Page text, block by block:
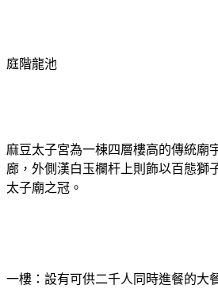
庭階龍池
麻豆太子宮為一棟四層樓高的傳統廟
廊，外側漢白玉欄杆上則飾以百態獅
太子廟之冠。
一樓：設有可供二千人同時進餐的大